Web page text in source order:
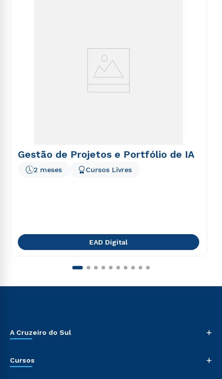
Gestão de Projetos e Portfólio de IA
2 meses Cursos Livres
EAD Digital
A Cruzeiro do Sul +
Cursos +